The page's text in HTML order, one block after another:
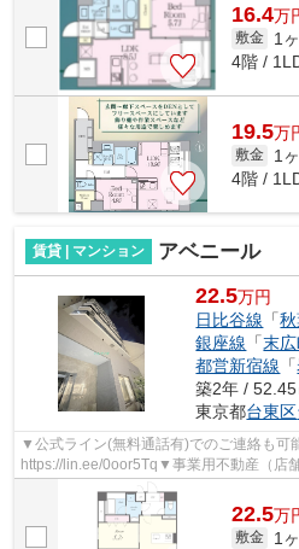
16.4万
敷金 1
4階 /
19.5万
敷金 1
4階 /
賃貸 | マンション アベニール
22.5万円
日比谷線 「
銀座線 「末
都営新宿線 「
築2年 / 52.45
東京都台東区
▼公式ライン(無料通話有)でのご連絡も可
https://lin.ee/0oor5Tq▼事業用不動産（店
22.5万
敷金 1